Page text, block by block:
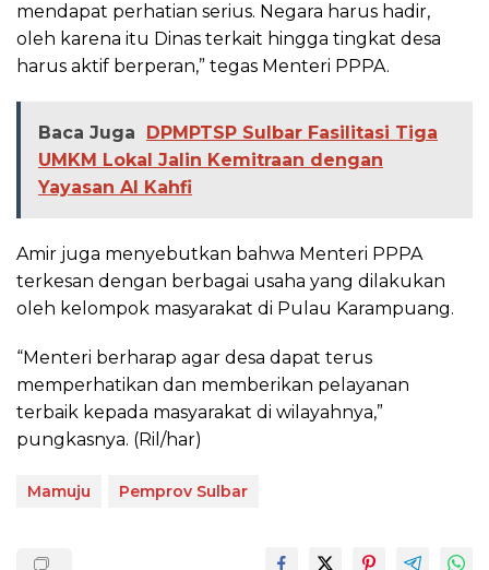
mendapat perhatian serius. Negara harus hadir,
oleh karena itu Dinas terkait hingga tingkat desa
harus aktif berperan,” tegas Menteri PPPA.
Baca Juga
DPMPTSP Sulbar Fasilitasi Tiga
UMKM Lokal Jalin Kemitraan dengan
Yayasan Al Kahfi
Amir juga menyebutkan bahwa Menteri PPPA
terkesan dengan berbagai usaha yang dilakukan
oleh kelompok masyarakat di Pulau Karampuang.
“Menteri berharap agar desa dapat terus
memperhatikan dan memberikan pelayanan
terbaik kepada masyarakat di wilayahnya,”
pungkasnya. (Ril/har)
Mamuju Pemprov Sulbar